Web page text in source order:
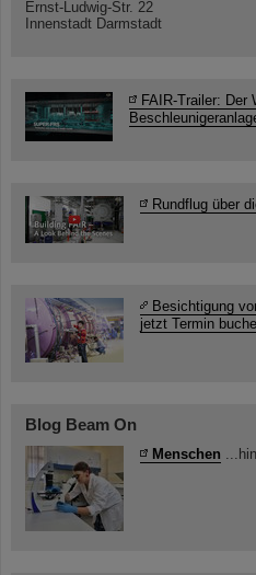
Ernst-Ludwig-Str. 22
Innenstadt Darmstadt
FAIR-Trailer: Der
Rundflug über
Besichtigung
jetzt Termin
Blog Beam On
Menschen